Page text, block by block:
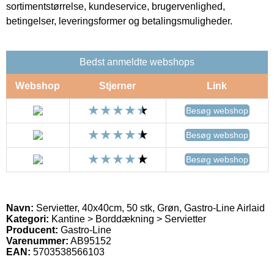
sortimentstørrelse, kundeservice, brugervenlighed,
betingelser, leveringsformer og betalingsmuligheder.
Bedst anmeldte webshops
Webshop Stjerner Link
Besøg webshop
Besøg webshop
Besøg webshop
Navn: Servietter, 40x40cm, 50 stk, Grøn, Gastro-Line Airlaid
Kategori: Kantine > Borddækning > Servietter
Producent: Gastro-Line
Varenummer: AB95152
EAN: 5703538566103